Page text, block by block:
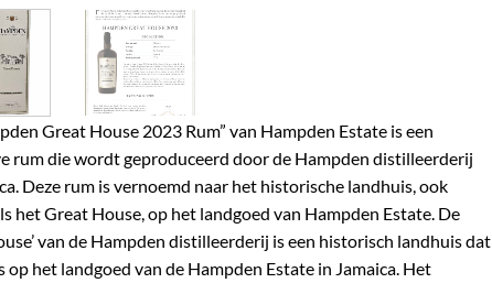
Great House 2023 Rum” van Hampden Estate is een
rum die wordt geproduceerd door de Hampden distilleerderij
Deze rum is vernoemd naar het historische landhuis, ook
het Great House, op het landgoed van Hampden Estate. De
van de Hampden distilleerderij is een historisch landhuis dat
op het landgoed van de Hampden Estate in Jamaica. Het